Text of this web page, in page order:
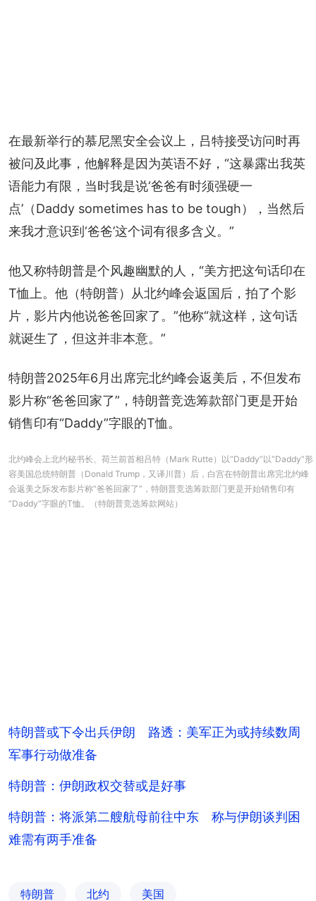
在最新举行的慕尼黑安全会议上，吕特接受访问时再
被问及此事，他解释是因为英语不好，“这暴露出我英
语能力有限，当时我是说‘爸爸有时须强硬一
点’（Daddy sometimes has to be tough），当然后
来我才意识到‘爸爸’这个词有很多含义。”
他又称特朗普是个风趣幽默的人，“美方把这句话印在
T恤上。他（特朗普）从北约峰会返国后，拍了个影
片，影片内他说爸爸回家了。”他称“就这样，这句话
就诞生了，但这并非本意。”
特朗普2025年6月出席完北约峰会返美后，不但发布
影片称“爸爸回家了” ，特朗普竞选筹款部门更是开始
销售印有“Daddy”字眼的T恤。
北约峰会上北约秘书长、荷兰前首相吕特（Mark Rutte）以“Daddy”以“Daddy”形
容美国总统特朗普（Donald Trump，又译川普）后，白宫在特朗普出席完北约峰
会返美之际发布影片称“爸爸回家了”，特朗普竞选筹款部门更是开始销售印有
“Daddy”字眼的T恤。（特朗普竞选筹款网站）
特朗普或下令出兵伊朗 路透：美军正为或持续数周
军事行动做准备
特朗普：伊朗政权交替或是好事
特朗普：将派第二艘航母前往中东 称与伊朗谈判困
难需有两手准备
特朗普 北约 美国